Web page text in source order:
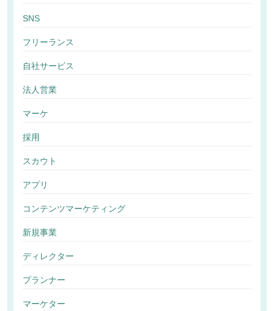
SNS
フリーランス
自社サービス
法人営業
マーケ
採用
スカウト
アプリ
コンテンツマーケティング
新規事業
ディレクター
プランナー
マーケター